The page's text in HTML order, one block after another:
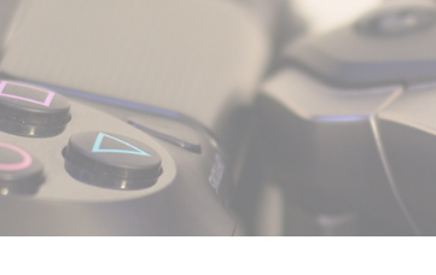
행사일정
제휴 및 협력제안
타이틀
악세사리